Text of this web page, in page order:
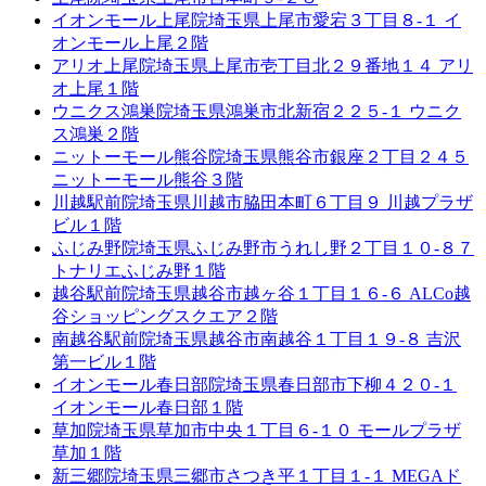
イオンモール上尾院埼玉県上尾市愛宕３丁目８-１ イ
オンモール上尾２階
アリオ上尾院埼玉県上尾市壱丁目北２９番地１４ アリ
オ上尾１階
ウニクス鴻巣院埼玉県鴻巣市北新宿２２５-１ ウニク
ス鴻巣２階
ニットーモール熊谷院埼玉県熊谷市銀座２丁目２４５
ニットーモール熊谷３階
川越駅前院埼玉県川越市脇田本町６丁目９ 川越プラザ
ビル１階
ふじみ野院埼玉県ふじみ野市うれし野２丁目１０-８７
トナリエふじみ野１階
越谷駅前院埼玉県越谷市越ヶ谷１丁目１６-６ ALCo越
谷ショッピングスクエア２階
南越谷駅前院埼玉県越谷市南越谷１丁目１９-８ 吉沢
第一ビル１階
イオンモール春日部院埼玉県春日部市下柳４２０-１
イオンモール春日部１階
草加院埼玉県草加市中央１丁目６-１０ モールプラザ
草加１階
新三郷院埼玉県三郷市さつき平１丁目１-１ MEGAド